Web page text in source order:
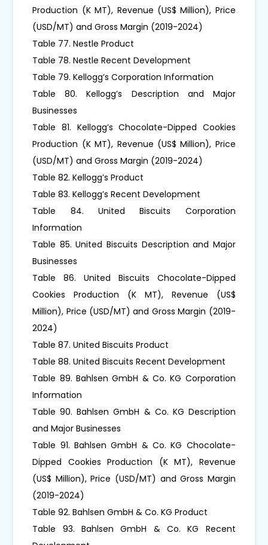
Production (K MT), Revenue (US$ Million), Price
(USD/MT) and Gross Margin (2019-2024)
Table 77. Nestle Product
Table 78. Nestle Recent Development
Table 79. Kellogg’s Corporation Information
Table 80. Kellogg’s Description and Major
Businesses
Table 81. Kellogg’s Chocolate-Dipped Cookies
Production (K MT), Revenue (US$ Million), Price
(USD/MT) and Gross Margin (2019-2024)
Table 82. Kellogg’s Product
Table 83. Kellogg’s Recent Development
Table 84. United Biscuits Corporation
Information
Table 85. United Biscuits Description and Major
Businesses
Table 86. United Biscuits Chocolate-Dipped
Cookies Production (K MT), Revenue (US$
Million), Price (USD/MT) and Gross Margin (2019-
2024)
Table 87. United Biscuits Product
Table 88. United Biscuits Recent Development
Table 89. Bahlsen GmbH & Co. KG Corporation
Information
Table 90. Bahlsen GmbH & Co. KG Description
and Major Businesses
Table 91. Bahlsen GmbH & Co. KG Chocolate-
Dipped Cookies Production (K MT), Revenue
(US$ Million), Price (USD/MT) and Gross Margin
(2019-2024)
Table 92. Bahlsen GmbH & Co. KG Product
Table 93. Bahlsen GmbH & Co. KG Recent